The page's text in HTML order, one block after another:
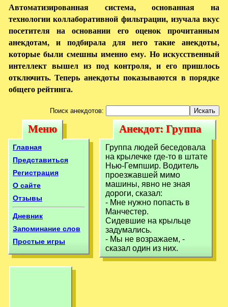
Автоматизированная система, основанная на
технологии коллаборативной фильтрации, изучала вкус
посетителя на основании его оценок прочитанным
анекдотам, и подбирала для него такие анекдоты,
которые были смешны именно ему. Но искусственный
интеллект вышел из под контроля, и его пришлось
отключить. Теперь анекдоты показываются в порядке
общего рейтинга.
Поиск анекдотов:
Меню
Меню
Главная
Представиться
Регистрация
О сайте
Отзывы
Дневник
Запоминание слов
Простые игры
Анекдот: Группа
людей беседовала
на крылечке где-
то
Анекдот: Группа
людей беседовала
на крылечке где-
то
Группа людей беседовала
на крылечке где-то в штате
Нью-Гемпшир. Водитель
проезжавшей мимо
машины, явно не зная
дороги, сказал:
- Мне нужно попасть в
Манчестер.
Сидевшие на крыльце
задумались.
- Мы не возражаем, -
сказал один из них.